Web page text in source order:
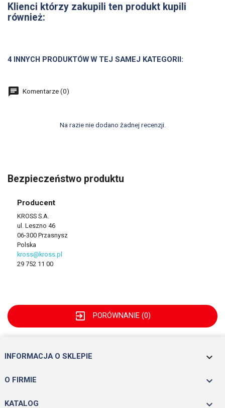
Klienci którzy zakupili ten produkt kupili
również:
4 INNYCH PRODUKTÓW W TEJ SAMEJ KATEGORII:
Komentarze (0)
Na razie nie dodano żadnej recenzji.
Bezpieczeństwo produktu
Producent
KROSS S.A.
ul. Leszno 46
06-300 Przasnysz
Polska
kross@kross.pl
29 752 11 00
exit_to_app PORÓWNANIE (0)
INFORMACJA O SKLEPIE keyboard_arrow_down
O FIRMIE 
KATALOG 